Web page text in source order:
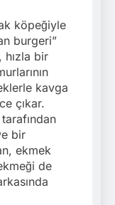
köpeğiyle
burgeri”
hızla bir
kavga
çıkar.
bir
ekmek
de